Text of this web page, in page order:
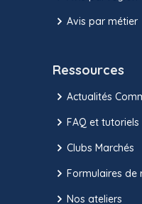
Avis par métier
Ressources
Actualités
FAQ et tutoriels
Clubs Marchés
Formulaires de
Nos ateliers